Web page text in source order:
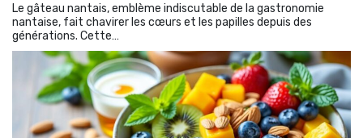
Le gâteau nantais, emblème indiscutable de la gastronomie
nantaise, fait chavirer les cœurs et les papilles depuis des
générations. Cette…